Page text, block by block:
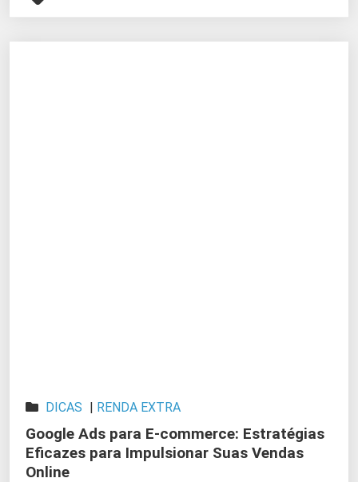
DICAS | RENDA EXTRA
Google Ads para E-commerce: Estratégias
Eficazes para Impulsionar Suas Vendas
Online